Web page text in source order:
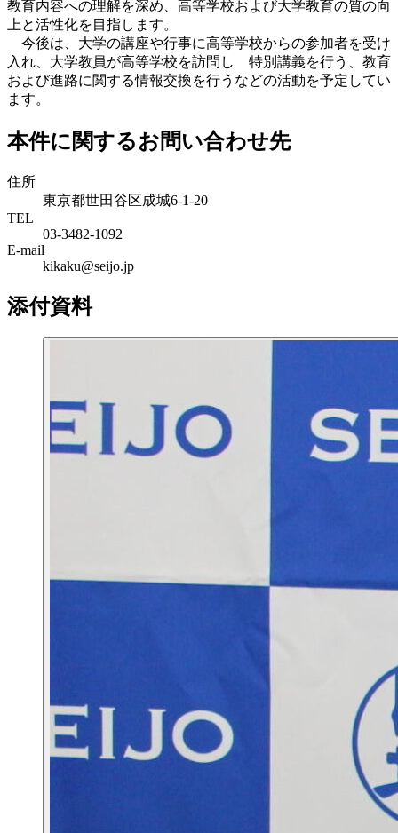
教育内容への理解を深め、高等学校および大学教育の質の向
上と活性化を目指します。
今後は、大学の講座や行事に高等学校からの参加者を受け
入れ、大学教員が高等学校を訪問し 特別講義を行う、教育
および進路に関する情報交換を行うなどの活動を予定してい
ます。
本件に関するお問い合わせ先
住所
東京都世田谷区成城6-1-20
TEL
03-3482-1092
E-mail
kikaku@seijo.jp
添付資料